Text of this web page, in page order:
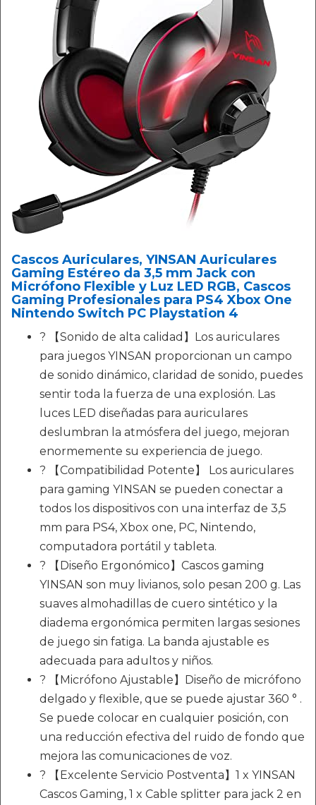
Cascos Auriculares, YINSAN Auriculares
Gaming Estéreo da 3,5 mm Jack con
Micrófono Flexible y Luz LED RGB, Cascos
Gaming Profesionales para PS4 Xbox One
Nintendo Switch PC Playstation 4
? 【Sonido de alta calidad】Los auriculares
para juegos YINSAN proporcionan un campo
de sonido dinámico, claridad de sonido, puedes
sentir toda la fuerza de una explosión. Las
luces LED diseñadas para auriculares
deslumbran la atmósfera del juego, mejoran
enormemente su experiencia de juego.
? 【Compatibilidad Potente】 Los auriculares
para gaming YINSAN se pueden conectar a
todos los dispositivos con una interfaz de 3,5
mm para PS4, Xbox one, PC, Nintendo,
computadora portátil y tableta.
? 【Diseño Ergonómico】Cascos gaming
YINSAN son muy livianos, solo pesan 200 g. Las
suaves almohadillas de cuero sintético y la
diadema ergonómica permiten largas sesiones
de juego sin fatiga. La banda ajustable es
adecuada para adultos y niños.
? 【Micrófono Ajustable】Diseño de micrófono
delgado y flexible, que se puede ajustar 360 ° .
Se puede colocar en cualquier posición, con
una reducción efectiva del ruido de fondo que
mejora las comunicaciones de voz.
? 【Excelente Servicio Postventa】1 x YINSAN
Cascos Gaming, 1 x Cable splitter para jack 2 en